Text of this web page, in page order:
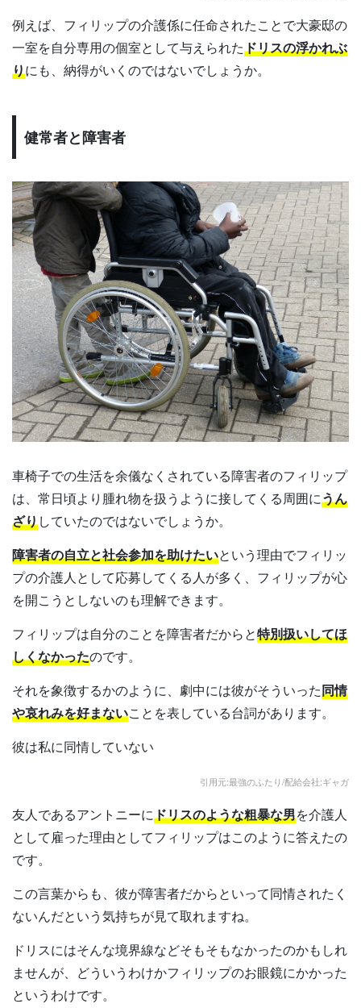
例えば、フィリップの介護係に任命されたことで大豪邸の
一室を自分専用の個室として与えられたドリスの浮かれぶ
りにも、納得がいくのではないでしょうか。
健常者と障害者
車椅子での生活を余儀なくされている障害者のフィリップ
は、常日頃より腫れ物を扱うように接してくる周囲にうん
ざりしていたのではないでしょうか。
障害者の自立と社会参加を助けたいという理由でフィリッ
プの介護人として応募してくる人が多く、フィリップが心
を開こうとしないのも理解できます。
フィリップは自分のことを障害者だからと特別扱いしてほ
しくなかったのです。
それを象徴するかのように、劇中には彼がそういった同情
や哀れみを好まないことを表している台詞があります。
彼は私に同情していない
引用元:最強のふたり/配給会社:ギャガ
友人であるアントニーにドリスのような粗暴な男を介護人
として雇った理由としてフィリップはこのように答えたの
です。
この言葉からも、彼が障害者だからといって同情されたく
ないんだという気持ちが見て取れますね。
ドリスにはそんな境界線などそもそもなかったのかもしれ
ませんが、どういうわけかフィリップのお眼鏡にかかった
というわけです。